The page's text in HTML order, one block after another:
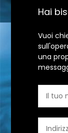
Hai
Vuoi
una